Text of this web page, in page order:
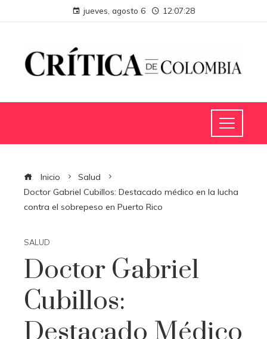
jueves, agosto 6 12:07:29
Inicio
Salud
Doctor Gabriel Cubillos: Destacado médico en la lucha
contra el sobrepeso en Puerto Rico
SALUD
Doctor Gabriel
Cubillos:
Destacado Médico